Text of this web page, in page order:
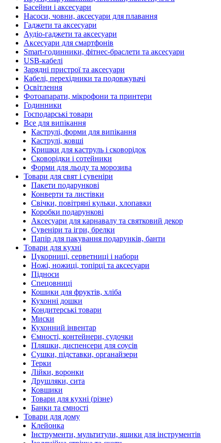
Басейни і аксесуари
Насоси, човни, аксесуари для плавання
Гаджети та аксесуари
Аудіо-гаджети та аксесуари
Аксесуари для смартфонів
Smart-годинники, фітнес-браслети та аксесуари
USB-кабелі
Зарядні пристрої та аксесуари
Кабелі, перехідники та подовжувачі
Освітлення
Фотоапарати, мікрофони та принтери
Годинники
Господарські товари
Все для випікання
Каструлі, форми для випікання
Каструлі, ковші
Кришки для каструль і сковорідок
Сковорідки і сотейники
Форми для льоду та морозива
Товари для свят і сувеніри
Пакети подарункові
Конверти та листівки
Свічки, повітряні кульки, хлопавки
Коробки подарункові
Аксесуари для карнавалу та святковий декор
Сувеніри та ігри, брелки
Папір для пакування подарунків, банти
Товари для кухні
Цукорниці, серветниці і набори
Ножі, ножиці, топірці та аксесуари
Підноси
Спецовниці
Кошики для фруктів, хліба
Кухонні дошки
Кондитерські товари
Миски
Кухонний інвентар
Ємності, контейнери, судочки
Пляшки, диспенсери для соусів
Сушки, підставки, органайзери
Терки
Лійки, воронки
Друшляки, сита
Ковшики
Товари для кухні (різне)
Банки та ємності
Товари для дому
Клейонка
Інструменти, мультитули, ящики для інструментів